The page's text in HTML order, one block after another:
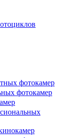
фотокамер
фотокамер